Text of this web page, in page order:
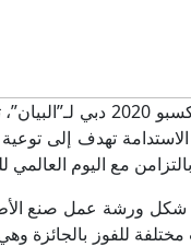
تهدف إلى توعية
مع اليوم العالمي
ورشة عمل صنع
من جنسيات مختلفة